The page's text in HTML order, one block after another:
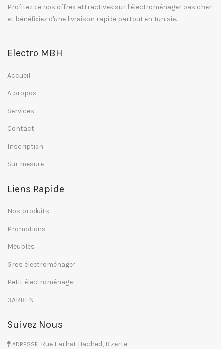
Profitez de nos offres attractives sur l'électroménager pas cher
et bénéficiez d'une livraison rapide partout en Tunisie.
Electro MBH
Accueil
A propos
Services
Contact
Inscription
Sur mesure
Liens Rapide
Nos produits
Promotions
Meubles
Gros électroménager
Petit électroménager
3ARBEN
Suivez Nous
ADRESSE: Rue Farhat Hached, Bizerte